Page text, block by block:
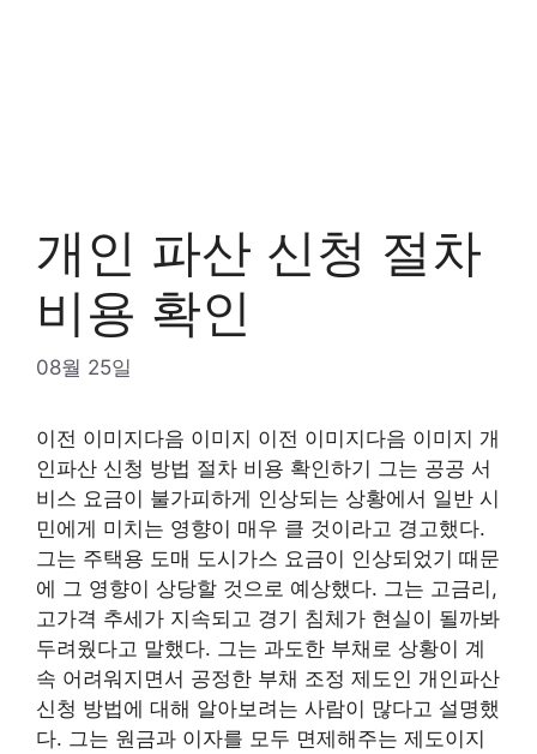
개인 파산 신청 절차
비용 확인
08월 25일
이전 이미지다음 이미지 이전 이미지다음 이미지 개
인파산 신청 방법 절차 비용 확인하기 그는 공공 서
비스 요금이 불가피하게 인상되는 상황에서 일반 시
민에게 미치는 영향이 매우 클 것이라고 경고했다.
그는 주택용 도매 도시가스 요금이 인상되었기 때문
에 그 영향이 상당할 것으로 예상했다. 그는 고금리,
고가격 추세가 지속되고 경기 침체가 현실이 될까봐
두려웠다고 말했다. 그는 과도한 부채로 상황이 계
속 어려워지면서 공정한 부채 조정 제도인 개인파산
신청 방법에 대해 알아보려는 사람이 많다고 설명했
다. 그는 원금과 이자를 모두 면제해주는 제도이지